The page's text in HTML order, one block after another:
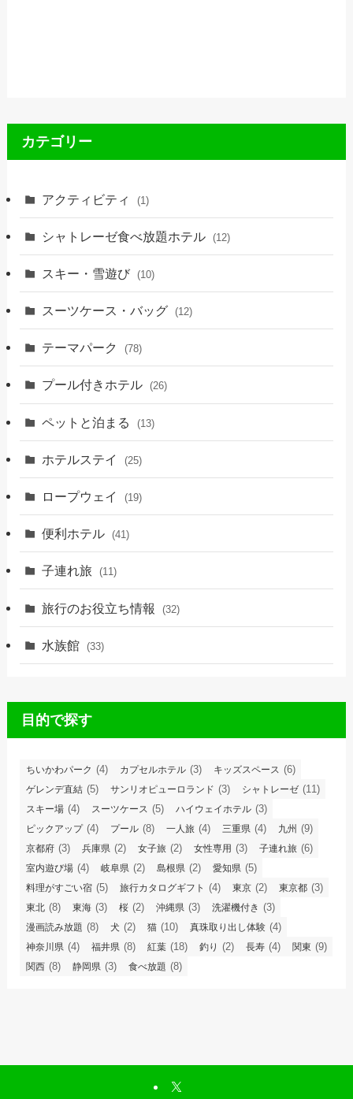
カテゴリー
アクティビティ (1)
シャトレーゼ食べ放題ホテル (12)
スキー・雪遊び (10)
スーツケース・バッグ (12)
テーマパーク (78)
プール付きホテル (26)
ペットと泊まる (13)
ホテルステイ (25)
ロープウェイ (19)
便利ホテル (41)
子連れ旅 (11)
旅行のお役立ち情報 (32)
水族館 (33)
目的で探す
ちいかわパーク (4) カプセルホテル (3) キッズスペース (6)
ゲレンデ直結 (5) サンリオピューロランド (3) シャトレーゼ (11)
スキー場 (4) スーツケース (5) ハイウェイホテル (3)
ピックアップ(4) プール (8) 一人旅 (4) 三重県 (4) 九州 (9)
京都府 (3) 兵庫県 (2) 女子旅 (2) 女性専用 (3) 子連れ旅 (6)
室内遊び場 (4) 岐阜県 (2) 島根県 (2) 愛知県 (5)
料理がすごい宿 (5) 旅行カタログギフト (4) 東京 (2) 東京都 (3)
東北 (8) 東海 (3) 桜 (2) 沖縄県 (3) 洗濯機付き (3)
漫画読み放題 (8) 犬 (2) 猫 (10) 真珠取り出し体験 (4)
神奈川県 (4) 福井県 (8) 紅葉 (18) 釣り (2) 長寿 (4) 関東 (9)
関西 (8) 静岡県 (3) 食べ放題 (8)